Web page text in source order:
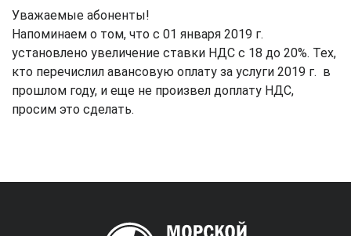
Уважаемые абоненты!
Напоминаем о том, что с 01 января 2019 г.
установлено увеличение ставки НДС с 18 до 20%. Тех,
кто перечислил авансовую оплату за услуги 2019 г. в
прошлом году, и еще не произвел доплату НДС,
просим это сделать.